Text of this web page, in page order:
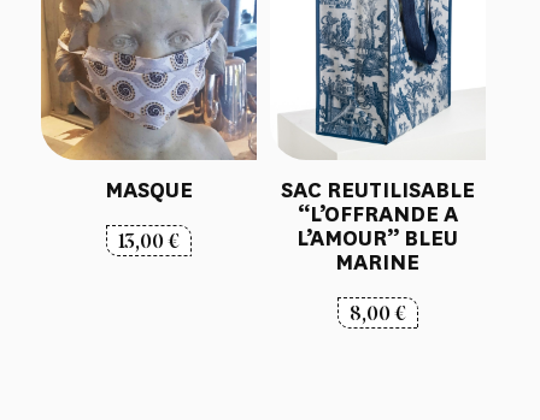
MASQUE
13,00€
SAC REUTILISABLE
“L’OFFRANDE A
L’AMOUR” BLEU
MARINE
8,00€